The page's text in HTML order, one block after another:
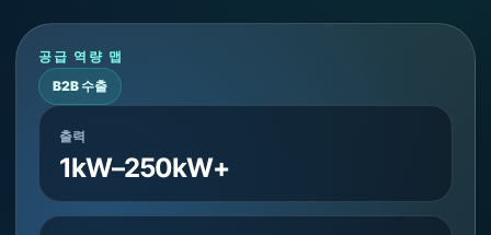
공급 역량 맵
B2B 수출
출력
1kW–250kW+